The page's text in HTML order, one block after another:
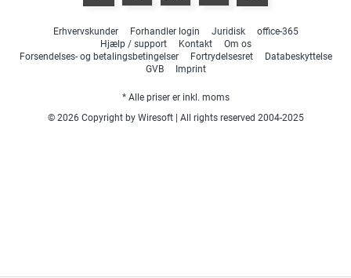
Erhvervskunder Forhandler login Juridisk
office-365
Hjælp / support
Kontakt
Om os
Forsendelses- og betalingsbetingelser
Fortrydelsesret
Databeskyttelse
GVB
Imprint
* Alle priser er inkl. moms
© 2026 Copyright by Wiresoft | All rights reserved 2004-2025